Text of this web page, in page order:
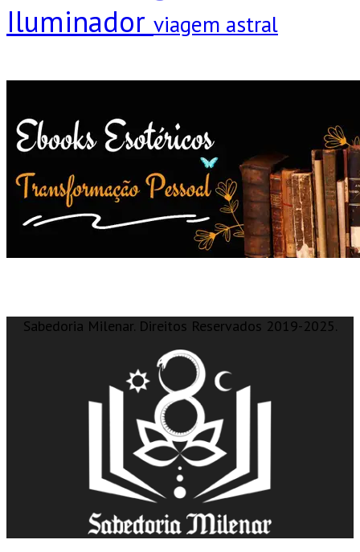
Iluminador viagem astral
Sabedoria Milenar. Direitos Reservados 2019-2025.